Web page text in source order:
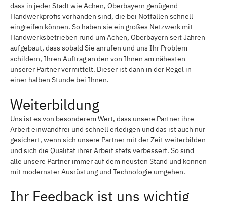
dass in jeder Stadt wie Achen, Oberbayern genügend
Handwerkprofis vorhanden sind, die bei Notfällen schnell
eingreifen können. So haben sie ein großes Netzwerk mit
Handwerksbetrieben rund um Achen, Oberbayern seit Jahren
aufgebaut, dass sobald Sie anrufen und uns Ihr Problem
schildern, Ihren Auftrag an den von Ihnen am nähesten
unserer Partner vermittelt. Dieser ist dann in der Regel in
einer halben Stunde bei Ihnen.
Weiterbildung
Uns ist es von besonderem Wert, dass unsere Partner ihre
Arbeit einwandfrei und schnell erledigen und das ist auch nur
gesichert, wenn sich unsere Partner mit der Zeit weiterbilden
und sich die Qualität ihrer Arbeit stets verbessert. So sind
alle unsere Partner immer auf dem neusten Stand und können
mit modernster Ausrüstung und Technologie umgehen.
Ihr Feedback ist uns wichtig